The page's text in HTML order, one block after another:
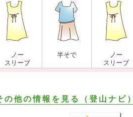
ノー
スリーブ
半そで
ノー
スリーブ
の他の情報を見る（登山ナビ）